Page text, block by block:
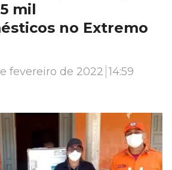
mil
no Extremo
fevereiro de 2022 14:59